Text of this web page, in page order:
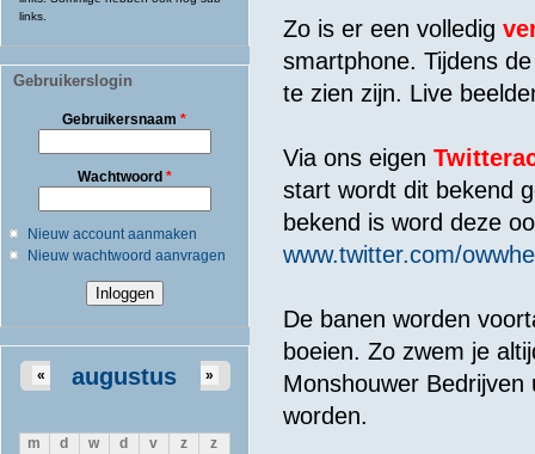
links.
Gebruikerslogin
Gebruikersnaam*
Wachtwoord *
Nieuw account aanmaken
Nieuw wachtwoord aanvragen
augustus
« »
m d w d v z
z
Zo is er een volledig
smartphone. Tijdens
te zien zijn. Live
Via ons eigen
start wordt dit bekend
bekend is word deze
www.twitter.com/
De banen worden
boeien. Zo zwem je
Monshouwer
worden.